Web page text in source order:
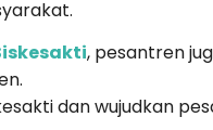
, pesantren
dan wujudkan